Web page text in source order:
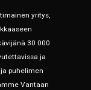
yritys,
30 000
ja
puhelimen
Vantaan